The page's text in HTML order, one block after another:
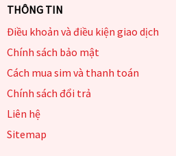
THÔNG TIN
Điều khoản và điều kiện giao dịch
Chính sách bảo mật
Cách mua sim và thanh toán
Chính sách đổi trả
Liên hệ
Sitemap